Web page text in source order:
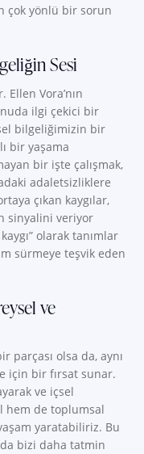
çok yönlü bir sorun
Sesi
Ellen Vora’nın
ilgi çekici bir
bilgeliğimizin bir
bir yaşama
bir işte çalışmak,
adaletsizliklere
çıkan kaygılar,
sinyalini veriyor
olarak tanımlar
sürmeye teşvik eden
ve
parçası olsa da, aynı
için bir fırsat sunar.
ve içsel
hem de toplumsal
yaratabiliriz. Bu
bizi daha tatmin